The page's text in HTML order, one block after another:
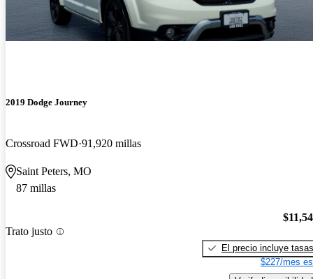
2019 Dodge Journey
Crossroad FWD 91,920 millas
Saint Peters, MO
87 millas
Trato justo
El precio incluye tasas
$227/mes